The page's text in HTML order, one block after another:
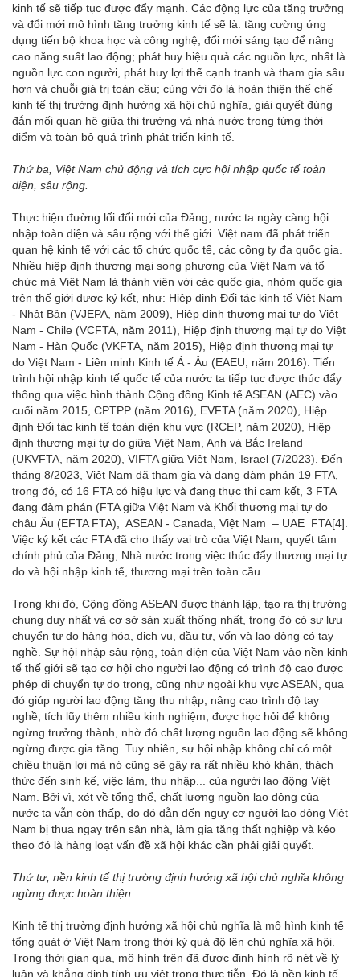
kinh tế sẽ tiếp tục được đẩy mạnh. Các động lực của tăng trưởng
và đổi mới mô hình tăng trưởng kinh tế sẽ là: tăng cường ứng
dụng tiến bộ khoa học và công nghệ, đổi mới sáng tạo để nâng
cao năng suất lao động; phát huy hiệu quả các nguồn lực, nhất là
nguồn lực con người, phát huy lợi thế cạnh tranh và tham gia sâu
hơn và chuỗi giá trị toàn cầu; cùng với đó là hoàn thiện thể chế
kinh tế thị trường định hướng xã hội chủ nghĩa, giải quyết đúng
đắn mối quan hệ giữa thị trường và nhà nước trong từng thời
điểm và toàn bộ quá trình phát triển kinh tế.
Thứ ba, Việt Nam chủ động và tích cực hội nhập quốc tế toàn
diện, sâu rộng.
Thực hiện đường lối đổi mới của Đảng, nước ta ngày càng hội
nhập toàn diện và sâu rộng với thế giới. Việt nam đã phát triển
quan hệ kinh tế với các tổ chức quốc tế, các công ty đa quốc gia.
Nhiều hiệp định thương mại song phương của Việt Nam và tổ
chức mà Việt Nam là thành viên với các quốc gia, nhóm quốc gia
trên thế giới được ký kết, như: Hiệp định Đối tác kinh tế Việt Nam
- Nhật Bản (VJEPA, năm 2009), Hiệp định thương mại tự do Việt
Nam - Chile (VCFTA, năm 2011), Hiệp định thương mại tự do Việt
Nam - Hàn Quốc (VKFTA, năm 2015), Hiệp định thương mại tự
do Việt Nam - Liên minh Kinh tế Á - Âu (EAEU, năm 2016). Tiến
trình hội nhập kinh tế quốc tế của nước ta tiếp tục được thúc đẩy
thông qua việc hình thành Cộng đồng Kinh tế ASEAN (AEC) vào
cuối năm 2015, CPTPP (năm 2016), EVFTA (năm 2020), Hiệp
định Đối tác kinh tế toàn diện khu vực (RCEP, năm 2020), Hiệp
định thương mại tự do giữa Việt Nam, Anh và Bắc Ireland
(UKVFTA, năm 2020), VIFTA giữa Việt Nam, Israel (7/2023). Đến
tháng 8/2023, Việt Nam đã tham gia và đang đàm phán 19 FTA,
trong đó, có 16 FTA có hiệu lực và đang thực thi cam kết, 3 FTA
đang đàm phán (FTA giữa Việt Nam và Khối thương mại tự do
châu Âu (EFTA FTA), ASEAN - Canada, Việt Nam – UAE FTA[4].
Việc ký kết các FTA đã cho thấy vai trò của Việt Nam, quyết tâm
chính phủ của Đảng, Nhà nước trong việc thúc đẩy thương mại tự
do và hội nhập kinh tế, thương mại trên toàn cầu.
Trong khi đó, Cộng đồng ASEAN được thành lập, tạo ra thị trường
chung duy nhất và cơ sở sản xuất thống nhất, trong đó có sự lưu
chuyển tự do hàng hóa, dịch vụ, đầu tư, vốn và lao động có tay
nghề. Sự hội nhập sâu rộng, toàn diện của Việt Nam vào nền kinh
tế thế giới sẽ tạo cơ hội cho người lao động có trình độ cao được
phép di chuyển tự do trong, cũng như ngoài khu vực ASEAN, qua
đó giúp người lao động tăng thu nhập, nâng cao trình độ tay
nghề, tích lũy thêm nhiều kinh nghiệm, được học hỏi để không
ngừng trưởng thành, nhờ đó chất lượng nguồn lao động sẽ không
ngừng được gia tăng. Tuy nhiên, sự hội nhập không chỉ có một
chiều thuận lợi mà nó cũng sẽ gây ra rất nhiều khó khăn, thách
thức đến sinh kế, việc làm, thu nhập... của người lao động Việt
Nam. Bởi vì, xét về tổng thể, chất lượng nguồn lao động của
nước ta vẫn còn thấp, do đó dẫn đến nguy cơ người lao động Việt
Nam bị thua ngay trên sân nhà, làm gia tăng thất nghiệp và kéo
theo đó là hàng loạt vấn đề xã hội khác cần phải giải quyết.
Thứ tư, nền kinh tế thị trường định hướng xã hội chủ nghĩa không
ngừng được hoàn thiện.
Kinh tế thị trường định hướng xã hội chủ nghĩa là mô hình kinh tế
tổng quát ở Việt Nam trong thời kỳ quá độ lên chủ nghĩa xã hội.
Trong thời gian qua, mô hình trên đã được định hình rõ nét về lý
luận và khẳng định tính ưu việt trong thực tiễn. Đó là nền kinh tế